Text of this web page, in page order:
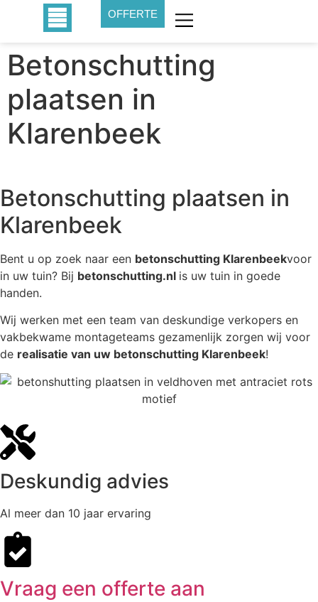
OFFERTE
Betonschutting
plaatsen in
Klarenbeek
Betonschutting plaatsen in
Klarenbeek
Bent u op zoek naar een betonschutting Klarenbeekvoor
in uw tuin? Bij betonschutting.nl is uw tuin in goede
handen.
Wij werken met een team van deskundige verkopers en
vakbekwame montageteams gezamenlijk zorgen wij voor
de realisatie van uw betonschutting Klarenbeek!
Deskundig advies
Al meer dan 10 jaar ervaring
Vraag een offerte aan